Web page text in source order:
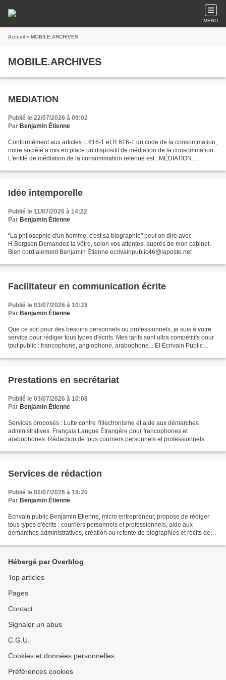
MENU
Accueil » MOBILE.ARCHIVES
MOBILE.ARCHIVES
MEDIATION
Publié le 22/07/2026 à 09:02
Par Benjamin Étienne
Conformément aux articles L.616-1 et R.616-1 du code de la consommation,
notre société a mis en place un dispositif de médiation de la consommation.
L'entité de médiation de la consommation retenue est : MÉDIATION
Idée intemporelle
Publié le 11/07/2026 à 14:22
Par Benjamin Étienne
"La philosophie d'un homme, c'est sa biographie" peut on dire avec
H.Bergson Demandez la vôtre, selon vos attentes, auprès de mon cabinet.
Bien cordialement Benjamin Étienne ecrivainpublic46@laposte.net
Facilitateur en communication écrite
Publié le 03/07/2026 à 10:28
Par Benjamin Étienne
Que ce soit pour des besoins personnels ou professionnels, je suis à votre
service pour rédiger tous types d'écrits. Mes tarifs sont ultra compétitifs pour
tout public : francophone, anglophone, arabophone... EI Écrivain Public
Prestations en secrétariat
Publié le 03/07/2026 à 10:08
Par Benjamin Étienne
Services proposés : Lutte contre l'illectronisme et aide aux démarches
administratives. Français Langue Étrangère pour francophones et
arabophones. Rédaction de tous courriers personnels et professionnels.
Services de rédaction
Publié le 02/07/2026 à 18:20
Par Benjamin Étienne
Ecrivain public Benjamin Etienne, micro entrepreneur, propose de rédiger
tous types d'écrits : courriers personnels et professionnels, aide aux
démarches administratives, création ou refonte de biographies et récits de
Hébergé par Overblog
Top articles
Pages
Contact
Signaler un abus
C.G.U.
Cookies et données personnelles
Préférences cookies